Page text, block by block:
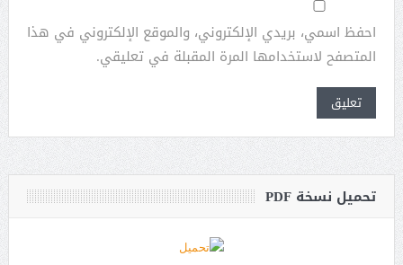
احفظ اسمي، بريدي الإلكتروني، والموقع الإلكتروني في هذا
المتصفح لاستخدامها المرة المقبلة في تعليقي.
تحميل نسخة PDF